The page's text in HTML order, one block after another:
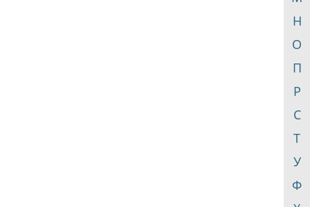
Н
О
П
Р
С
Т
У
Ф